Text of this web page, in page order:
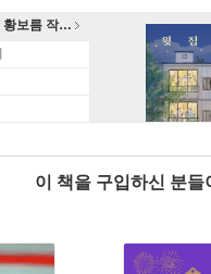
뮤지컬 〈휴남동 서점〉X 황보름 작가 북토크
이 책을 구입하신 분